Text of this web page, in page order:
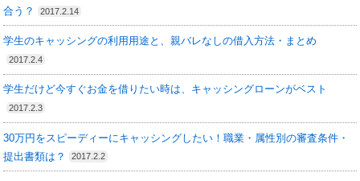
合う？
2017.2.14
学生のキャッシングの利用用途と、親バレなしの借入方法・まとめ
2017.2.4
学生だけど今すぐお金を借りたい時は、キャッシングローンがベスト
2017.2.3
30万円をスピーディーにキャッシングしたい！職業・属性別の審査条件・
提出書類は？
2017.2.2